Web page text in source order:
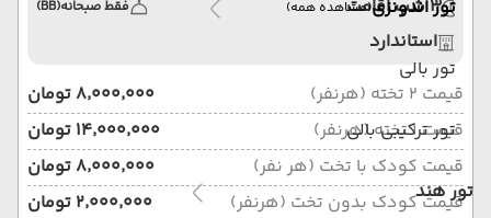
تور اندونزی(مشاهده همه)
تور بالی
تور ترکیبی بالی
تور هند
3 شب اقامت فقط صبحانه(BB)
استاندارد
قیمت 2 تخته (هرنفر)
۸٬۰۰۰٬۰۰۰ تومان
قیمت 1 تخته (هرنفر)
۱۴٬۰۰۰٬۰۰۰ تومان
قیمت کودک با تخت (هر نفر)
۸٬۰۰۰٬۰۰۰ تومان
قیمت کودک بدون تخت (هرنفر)
۲٬۰۰۰٬۰۰۰ تومان